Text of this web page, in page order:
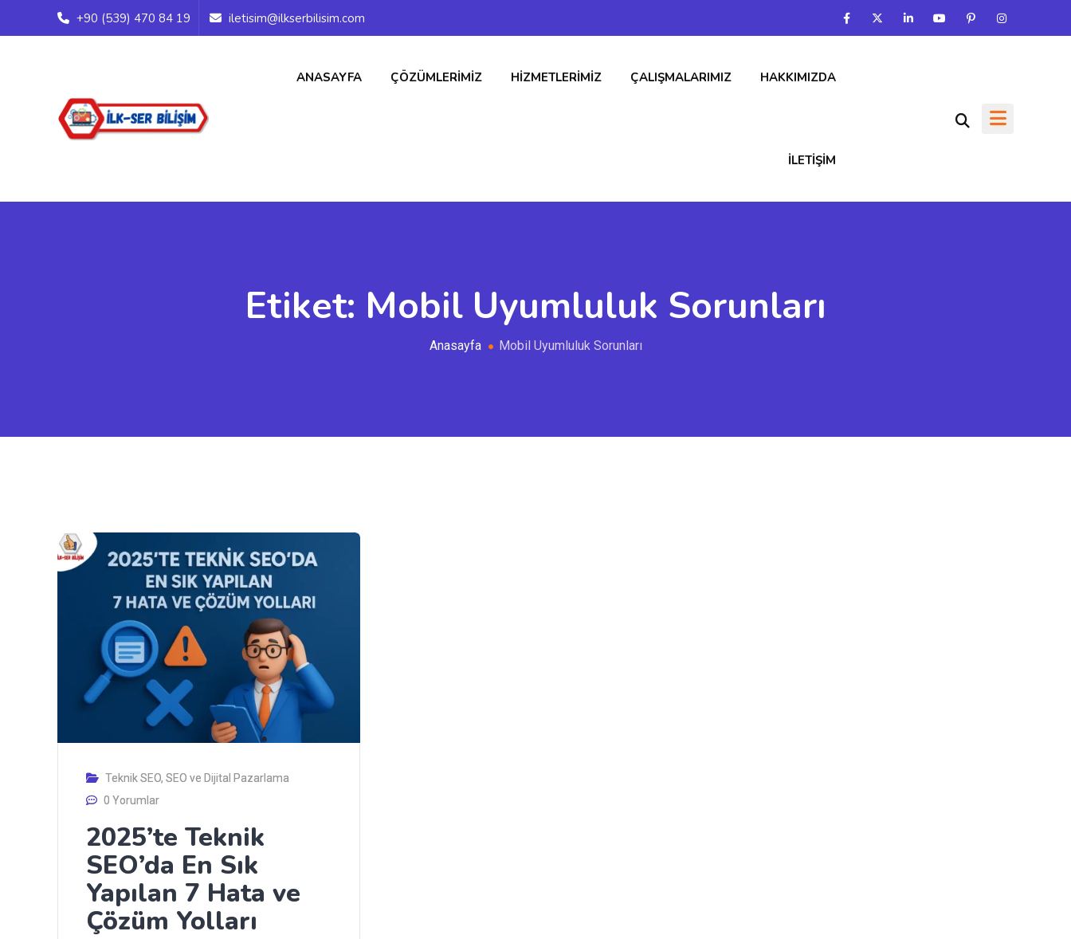
+90 (539) 470 84 19 iletisim@ilkserbilisim.com
ANASAYFA ÇÖZÜMLERIMIZ HIZMETLERIMIZ ÇALIŞMALARIMIZ HAKKIMIZDA
İLETIŞIM
Etiket: Mobil Uyumluluk Sorunları
Anasayfa Mobil Uyumluluk Sorunları
Teknik SEO, SEO ve Dijital Pazarlama
0 Yorumlar
2025’te Teknik
SEO’da En Sık
Yapılan 7 Hata ve
Çözüm Yolları